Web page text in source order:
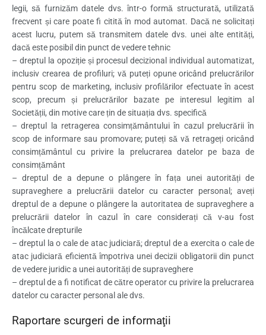
legii, să furnizăm datele dvs. într-o formă structurată, utilizată
frecvent și care poate fi citită în mod automat. Dacă ne solicitați
acest lucru, putem să transmitem datele dvs. unei alte entități,
dacă este posibil din punct de vedere tehnic
– dreptul la opoziție și procesul decizional individual automatizat,
inclusiv crearea de profiluri; vă puteți opune oricând prelucrărilor
pentru scop de marketing, inclusiv profilărilor efectuate în acest
scop, precum și prelucrărilor bazate pe interesul legitim al
Societății, din motive care țin de situația dvs. specifică
– dreptul la retragerea consimțământului în cazul prelucrării în
scop de informare sau promovare; puteți să vă retrageți oricând
consimțământul cu privire la prelucrarea datelor pe baza de
consimțământ
– dreptul de a depune o plângere în fața unei autorități de
supraveghere a prelucrării datelor cu caracter personal; aveți
dreptul de a depune o plângere la autoritatea de supraveghere a
prelucrării datelor în cazul în care considerați că v-au fost
încălcate drepturile
– dreptul la o cale de atac judiciară; dreptul de a exercita o cale de
atac judiciară eficientă împotriva unei decizii obligatorii din punct
de vedere juridic a unei autorități de supraveghere
– dreptul de a fi notificat de către operator cu privire la prelucrarea
datelor cu caracter personal ale dvs.
Raportare scurgeri de informaţii